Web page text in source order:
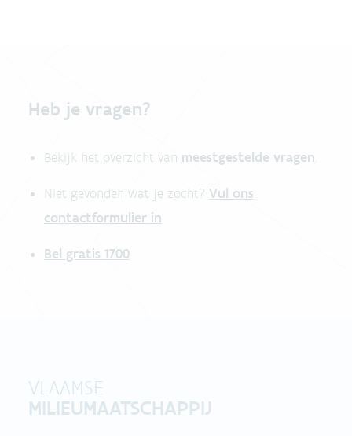
Heb je vragen?
Bekijk het overzicht van meestgestelde vragen.
Niet gevonden wat je zocht? Vul ons
contactformulier in.
Bel gratis 1700
VLAAMSE
MILIEUMAATSCHAPPIJ